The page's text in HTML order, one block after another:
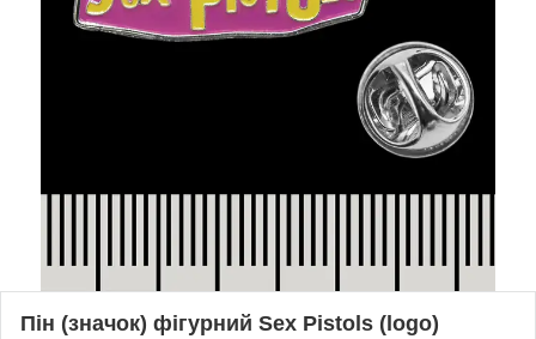
Пін (значок) фігурний Sex Pistols (logo)